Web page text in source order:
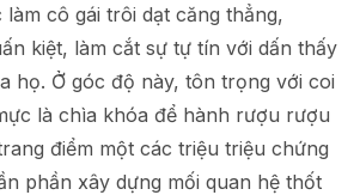
cô gái trôi dạt căng thẳng,
kiệt, làm cắt sự tự tín với dấn thấy
họ. Ở góc độ này, tôn trọng với coi
là chìa khóa để hành rượu rượu
điểm một các triệu triệu chứng
phần xây dựng mối quan hệ thốt